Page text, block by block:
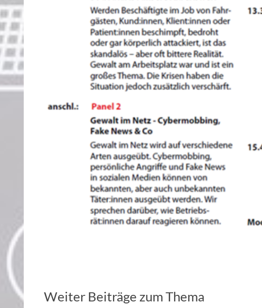
Weiter Beiträge zum Thema